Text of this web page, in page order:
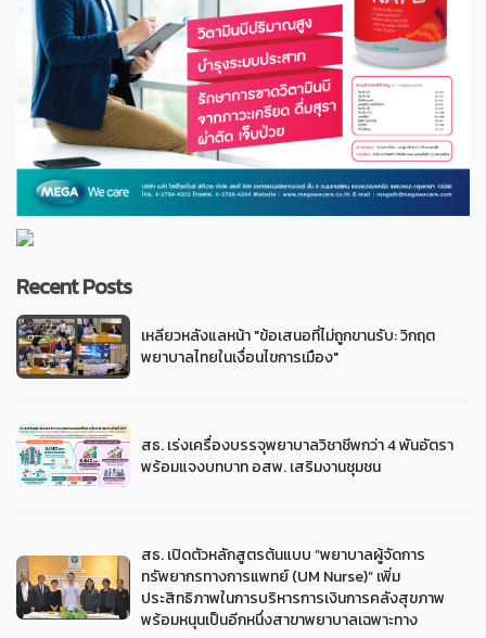
Recent Posts
เหลียวหลังแลหน้า "ข้อเสนอที่ไม่ถูกขานรับ: วิกฤต
พยาบาลไทยในเงื่อนไขการเมือง"
สธ. เร่งเครื่องบรรจุพยาบาลวิชาชีพกว่า 4 พันอัตรา
พร้อมแจงบทบาท อสพ. เสริมงานชุมชน
สธ. เปิดตัวหลักสูตรต้นแบบ “พยาบาลผู้จัดการ
ทรัพยากรทางการแพทย์ (UM Nurse)” เพิ่ม
ประสิทธิภาพในการบริหารการเงินการคลังสุขภาพ
พร้อมหนุนเป็นอีกหนึ่งสาขาพยาบาลเฉพาะทาง